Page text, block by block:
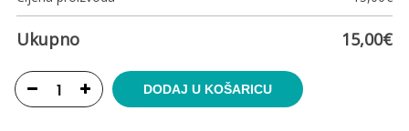
Ukupno 15,00€
DODAJ U KOŠARICU